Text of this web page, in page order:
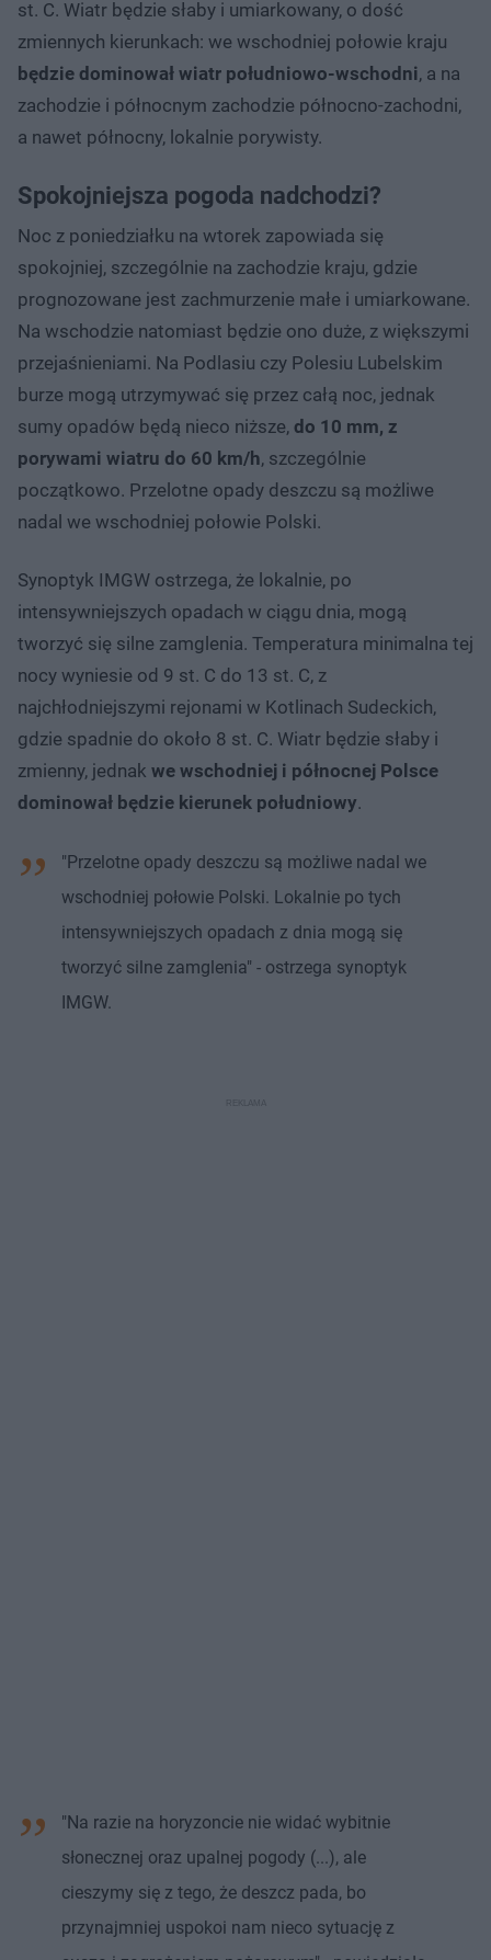
st. C. Wiatr będzie słaby i umiarkowany, o dość
zmiennych kierunkach: we wschodniej połowie kraju
będzie dominował wiatr południowo-wschodni, a na
zachodzie i północnym zachodzie północno-zachodni,
a nawet północny, lokalnie porywisty.
Spokojniejsza pogoda nadchodzi?
Noc z poniedziałku na wtorek zapowiada się
spokojniej, szczególnie na zachodzie kraju, gdzie
prognozowane jest zachmurzenie małe i umiarkowane.
Na wschodzie natomiast będzie ono duże, z większymi
przejaśnieniami. Na Podlasiu czy Polesiu Lubelskim
burze mogą utrzymywać się przez całą noc, jednak
sumy opadów będą nieco niższe, do 10 mm, z
porywami wiatru do 60 km/h, szczególnie
początkowo. Przelotne opady deszczu są możliwe
nadal we wschodniej połowie Polski.
Synoptyk IMGW ostrzega, że lokalnie, po
intensywniejszych opadach w ciągu dnia, mogą
tworzyć się silne zamglenia. Temperatura minimalna tej
nocy wyniesie od 9 st. C do 13 st. C, z
najchłodniejszymi rejonami w Kotlinach Sudeckich,
gdzie spadnie do około 8 st. C. Wiatr będzie słaby i
zmienny, jednak we wschodniej i północnej Polsce
dominował będzie kierunek południowy.
"Przelotne opady deszczu są możliwe nadal we
wschodniej połowie Polski. Lokalnie po tych
intensywniejszych opadach z dnia mogą się
tworzyć silne zamglenia" - ostrzega synoptyk
IMGW.
"Na razie na horyzoncie nie widać wybitnie
słonecznej oraz upalnej pogody (...), ale
cieszymy się z tego, że deszcz pada, bo
przynajmniej uspokoi nam nieco sytuację z